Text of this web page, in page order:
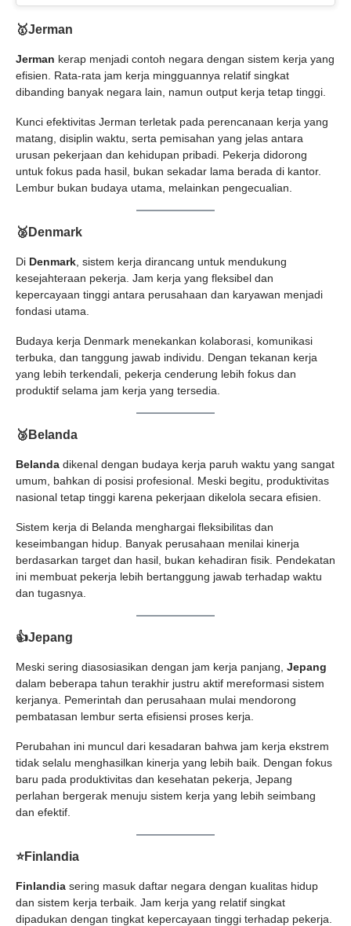
🥇Jerman
Jerman kerap menjadi contoh negara dengan sistem kerja yang
efisien. Rata-rata jam kerja mingguannya relatif singkat
dibanding banyak negara lain, namun output kerja tetap tinggi.
Kunci efektivitas Jerman terletak pada perencanaan kerja yang
matang, disiplin waktu, serta pemisahan yang jelas antara
urusan pekerjaan dan kehidupan pribadi. Pekerja didorong
untuk fokus pada hasil, bukan sekadar lama berada di kantor.
Lembur bukan budaya utama, melainkan pengecualian.
🥈Denmark
Di Denmark , sistem kerja dirancang untuk mendukung
kesejahteraan pekerja. Jam kerja yang fleksibel dan
kepercayaan tinggi antara perusahaan dan karyawan menjadi
fondasi utama.
Budaya kerja Denmark menekankan kolaborasi, komunikasi
terbuka, dan tanggung jawab individu. Dengan tekanan kerja
yang lebih terkendali, pekerja cenderung lebih fokus dan
produktif selama jam kerja yang tersedia.
🥉Belanda
Belanda dikenal dengan budaya kerja paruh waktu yang sangat
umum, bahkan di posisi profesional. Meski begitu, produktivitas
nasional tetap tinggi karena pekerjaan dikelola secara efisien.
Sistem kerja di Belanda menghargai fleksibilitas dan
keseimbangan hidup. Banyak perusahaan menilai kinerja
berdasarkan target dan hasil, bukan kehadiran fisik. Pendekatan
ini membuat pekerja lebih bertanggung jawab terhadap waktu
dan tugasnya.
👍Jepang
Meski sering diasosiasikan dengan jam kerja panjang, Jepang
dalam beberapa tahun terakhir justru aktif mereformasi sistem
kerjanya. Pemerintah dan perusahaan mulai mendorong
pembatasan lembur serta efisiensi proses kerja.
Perubahan ini muncul dari kesadaran bahwa jam kerja ekstrem
tidak selalu menghasilkan kinerja yang lebih baik. Dengan fokus
baru pada produktivitas dan kesehatan pekerja, Jepang
perlahan bergerak menuju sistem kerja yang lebih seimbang
dan efektif.
⭐Finlandia
Finlandia sering masuk daftar negara dengan kualitas hidup
dan sistem kerja terbaik. Jam kerja yang relatif singkat
dipadukan dengan tingkat kepercayaan tinggi terhadap pekerja.